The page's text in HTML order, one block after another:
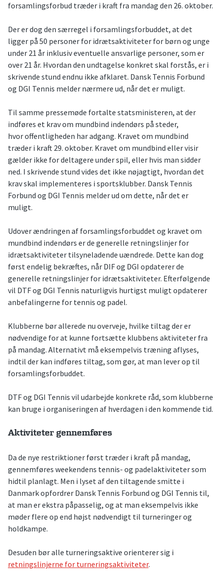
forsamlingsforbud træder i kraft fra mandag den 26. oktober.
Der er dog den særregel i forsamlingsforbuddet, at det
ligger på 50 personer for idrætsaktiviteter for børn og unge
under 21 år inklusiv eventuelle ansvarlige personer, som er
over 21 år. Hvordan den undtagelse konkret skal forstås, er i
skrivende stund endnu ikke afklaret. Dansk Tennis Forbund
og DGI Tennis melder nærmere ud, når det er muligt.
Til samme pressemøde fortalte statsministeren, at der
indføres et krav om mundbind indendørs på steder,
hvor offentligheden har adgang. Kravet om mundbind
træder i kraft 29. oktober. Kravet om mundbind eller visir
gælder ikke for deltagere under spil, eller hvis man sidder
ned. I skrivende stund vides det ikke nøjagtigt, hvordan det
krav skal implementeres i sportsklubber. Dansk Tennis
Forbund og DGI Tennis melder ud om dette, når det er
muligt.
Udover ændringen af forsamlingsforbuddet og kravet om
mundbind indendørs er de generelle retningslinjer for
idrætsaktiviteter tilsyneladende uændrede. Dette kan dog
først endelig bekræftes, når DIF og DGI opdaterer de
generelle retningslinjer for idrætsaktiviteter. Efterfølgende
vil DTF og DGI Tennis naturligvis hurtigst muligt opdaterer
anbefalingerne for tennis og padel.
Klubberne bør allerede nu overveje, hvilke tiltag der er
nødvendige for at kunne fortsætte klubbens aktiviteter fra
på mandag. Alternativt må eksempelvis træning aflyses,
indtil der kan indføres tiltag, som gør, at man lever op til
forsamlingsforbuddet.
DTF og DGI Tennis vil udarbejde konkrete råd, som klubberne
kan bruge i organiseringen af hverdagen i den kommende tid.
Aktiviteter gennemføres
Da de nye restriktioner først træder i kraft på mandag,
gennemføres weekendens tennis- og padelaktiviteter som
hidtil planlagt. Men i lyset af den tiltagende smitte i
Danmark opfordrer Dansk Tennis Forbund og DGI Tennis til,
at man er ekstra påpasselig, og at man eksempelvis ikke
møder flere op end højst nødvendigt til turneringer og
holdkampe.
Desuden bør alle turneringsaktive orienterer sig i
retningslinjerne for turneringsaktiviteter.